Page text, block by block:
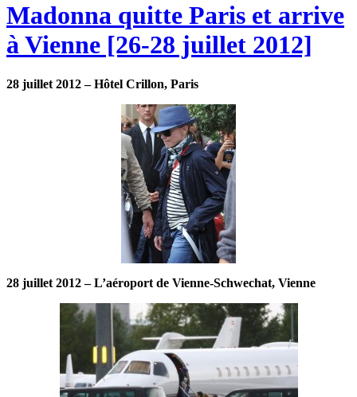
Madonna quitte Paris et arrive
à Vienne [26-28 juillet 2012]
28 juillet 2012 – Hôtel Crillon, Paris
28 juillet 2012 – L’aéroport de Vienne-Schwechat, Vienne